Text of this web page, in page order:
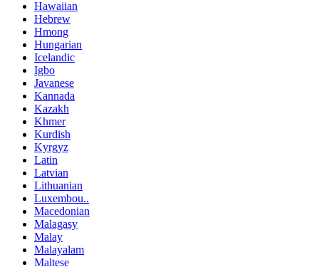
Hawaiian
Hebrew
Hmong
Hungarian
Icelandic
Igbo
Javanese
Kannada
Kazakh
Khmer
Kurdish
Kyrgyz
Latin
Latvian
Lithuanian
Luxembou..
Macedonian
Malagasy
Malay
Malayalam
Maltese